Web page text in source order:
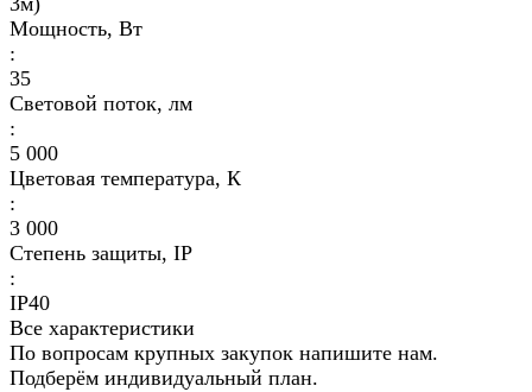
Мощность, Вт
:
35
Световой поток, лм
:
5 000
Цветовая температура, К
:
3 000
Степень защиты, IP
:
IP40
Все характеристики
По вопросам крупных закупок напишите нам.
Подберём индивидуальный план.